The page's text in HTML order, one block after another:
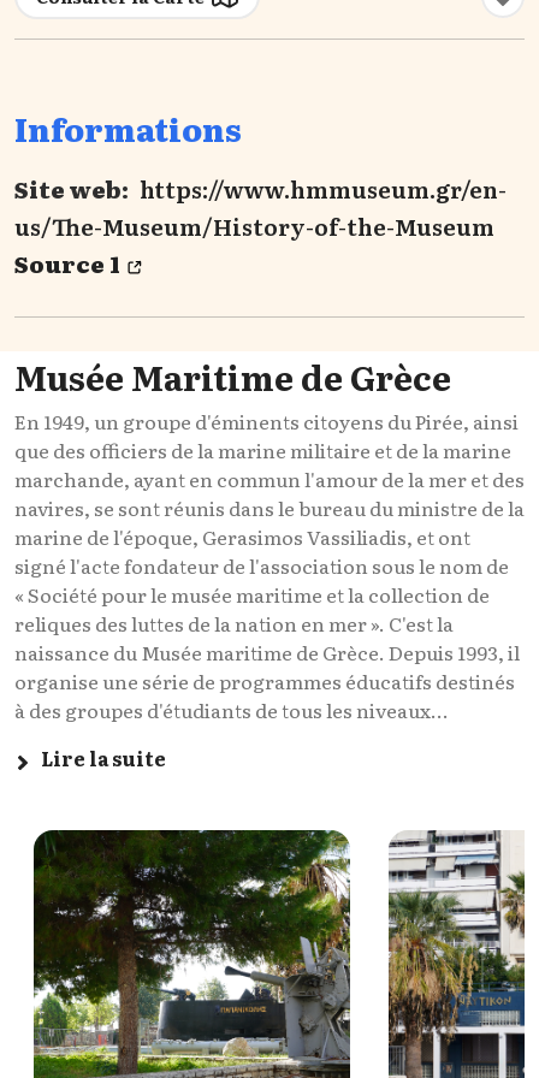
Informations
Site web: https://www.hmmuseum.gr/en-
us/The-Museum/History-of-the-Museum
Source 1
Musée Maritime de Grèce
En 1949, un groupe d'éminents citoyens du Pirée, ainsi
que des officiers de la marine militaire et de la marine
marchande, ayant en commun l'amour de la mer et des
navires, se sont réunis dans le bureau du ministre de la
marine de l'époque, Gerasimos Vassiliadis, et ont
signé l'acte fondateur de l'association sous le nom de
« Société pour le musée maritime et la collection de
reliques des luttes de la nation en mer ». C'est la
naissance du Musée maritime de Grèce. Depuis 1993, il
organise une série de programmes éducatifs destinés
à des groupes d'étudiants de tous les niveaux...
Lire la suite